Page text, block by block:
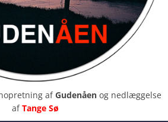
afGudenåen og nedlæggelse
afTange Sø